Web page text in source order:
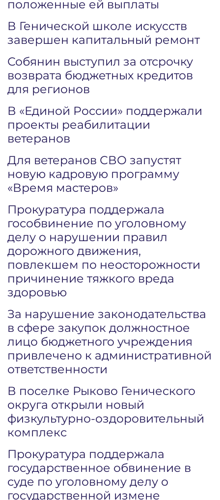
положенные ей выплаты
В Генической школе искусств
завершен капитальный ремонт
Собянин выступил за отсрочку
возврата бюджетных кредитов
для регионов
В «Единой России» поддержали
проекты реабилитации
ветеранов
Для ветеранов СВО запустят
новую кадровую программу
«Время мастеров»
Прокуратура поддержала
гособвинение по уголовному
делу о нарушении правил
дорожного движения,
повлекшем по неосторожности
причинение тяжкого вреда
здоровью
За нарушение законодательства
в сфере закупок должностное
лицо бюджетного учреждения
привлечено к административной
ответственности
В поселке Рыково Генического
округа открыли новый
физкультурно-оздоровительный
комплекс
Прокуратура поддержала
государственное обвинение в
суде по уголовному делу о
государственной измене